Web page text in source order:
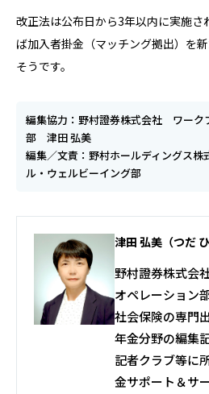
改正法は公布日から3年以内に実施さ
ば加入者掛金（マッチング拠出）を
そうです。
編集協力：野村證券株式会社 ワーク
部 津田 弘美
編集／文責：野村ホールディングス
ル・ウェルビーイング部
津田 弘美（つだ ひ
野村證券株式会
オペレーション
社会保険の専門
年金分野の編集
記者クラブ等に
金サポート＆サ